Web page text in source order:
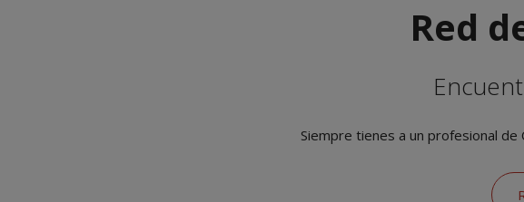
Red
Siempre tienes a un profesional